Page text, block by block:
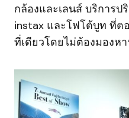
กล้องและเลนส์ บริการ
instax และโฟโต้บูท ที่ต
ที่เดียวโดยไม่ต้องมองห